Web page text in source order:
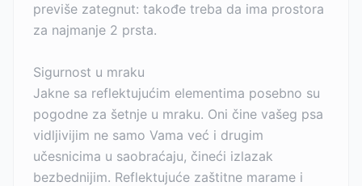
previše zategnut: takođe treba da ima prostora
za najmanje 2 prsta.
Sigurnost u mraku
Jakne sa reflektujućim elementima posebno su
pogodne za šetnje u mraku. Oni čine vašeg psa
vidljivijim ne samo Vama već i drugim
učesnicima u saobraćaju, čineći izlazak
bezbednijim. Reflektujuće zaštitne marame i